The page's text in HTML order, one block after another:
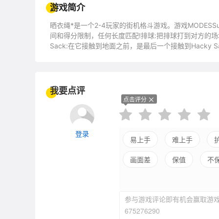
游戏简介
晒衣绳*是一个2-4玩家的街机格斗游戏。游戏
间和得分限制，任何长度匹配!排球:把排球打到对方的
Sack:在它接触到地面之前，是最后一个接触到Hacky
器控制!在网上进行战斗，并主持一个公共或私人服务
我要点评
登录
点击评分
易上手 难上手
画面差 保值 不
参与游戏评论即有机会赢取游
675276290